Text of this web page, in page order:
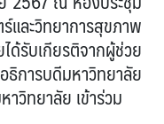
ะวิทยาการสุขภาพ
รับเกียรติจากผู้ช่วย
ธิการบดีมหาวิทยาลัย
วิทยาลัย เข้าร่วม